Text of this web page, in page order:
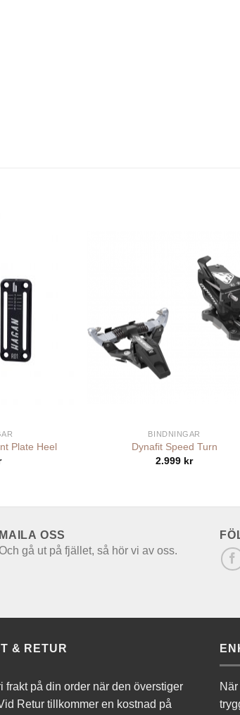
Plate Heel
BINDNINGAR
Dynafit Speed Turn
2.999 kr
MAILA OSS
gå ut på fjället, så hör vi av oss.
& RETUR
frakt på din order när den överstiger
Retur tillkommer en kostnad på